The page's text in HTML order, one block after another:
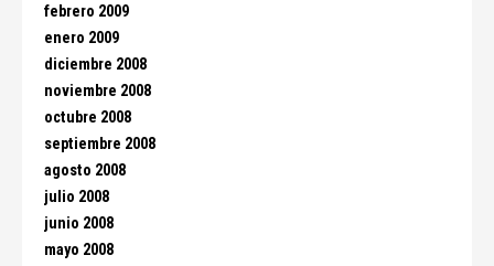
febrero 2009
enero 2009
diciembre 2008
noviembre 2008
octubre 2008
septiembre 2008
agosto 2008
julio 2008
junio 2008
mayo 2008